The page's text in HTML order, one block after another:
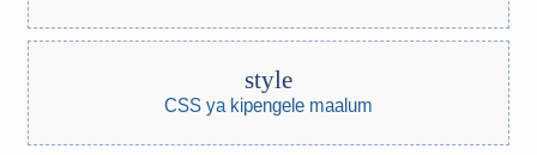
style
CSS ya kipengele maalum